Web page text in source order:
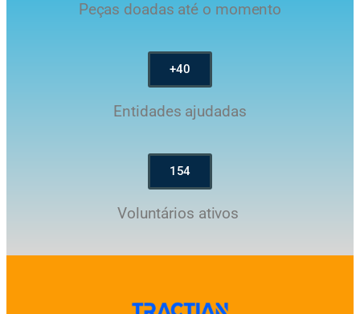
Peças doadas até o momento
+40
Entidades ajudadas
154
Voluntários ativos